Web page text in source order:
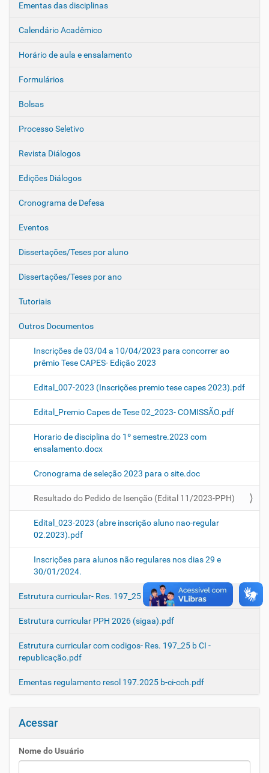
Ementas das disciplinas
Calendário Acadêmico
Horário de aula e ensalamento
Formulários
Bolsas
Processo Seletivo
Revista Diálogos
Edições Diálogos
Cronograma de Defesa
Eventos
Dissertações/Teses por aluno
Dissertações/Teses por ano
Tutoriais
Outros Documentos
Inscrições de 03/04 a 10/04/2023 para concorrer ao
prêmio Tese CAPES- Edição 2023
Edital_007-2023 (Inscrições premio tese capes 2023).pdf
Edital_Premio Capes de Tese 02_2023- COMISSÃO.pdf
Horario de disciplina do 1º semestre.2023 com
ensalamento.docx
Cronograma de seleção 2023 para o site.doc
Resultado do Pedido de Isenção (Edital 11/2023-PPH)
Edital_023-2023 (abre inscrição aluno nao-regular
02.2023).pdf
Inscrições para alunos não regulares nos dias 29 e
30/01/2024.
Estrutura curricular- Res. 197_25 CI - republicação.pdf
Estrutura curricular PPH 2026 (sigaa).pdf
Estrutura curricular com codigos- Res. 197_25 b CI -
republicação.pdf
Ementas regulamento resol 197.2025 b-ci-cch.pdf
Acessar
Nome do Usuário